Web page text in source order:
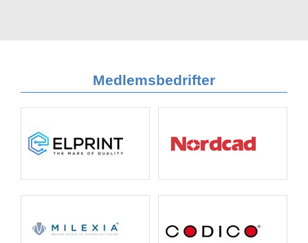
Medlemsbedrifter